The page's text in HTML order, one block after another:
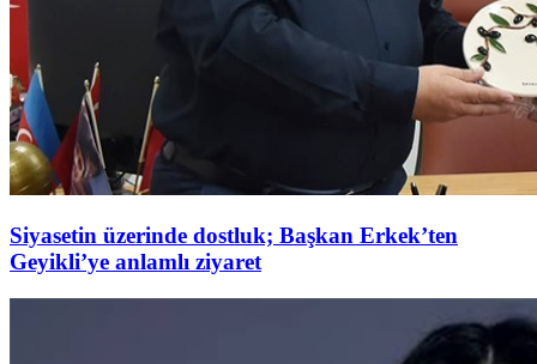
Siyasetin üzerinde dostluk; Başkan Erkek’ten
Geyikli’ye anlamlı ziyaret